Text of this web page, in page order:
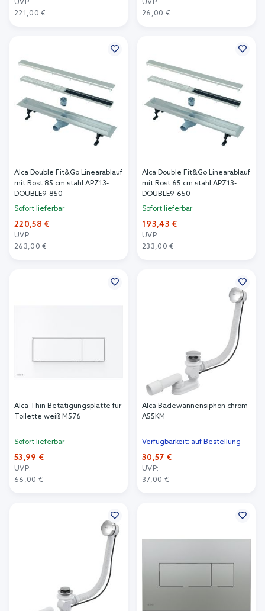
UVP:
221,00 €
UVP:
26,00 €
Alca Double Fit&Go Linearablauf
mit Rost 85 cm stahl APZ13-
DOUBLE9-850
Sofort lieferbar
220,58 €
UVP:
263,00 €
Alca Double Fit&Go Linearablauf
mit Rost 65 cm stahl APZ13-
DOUBLE9-650
Sofort lieferbar
193,43 €
UVP:
233,00 €
Alca Thin Betätigungsplatte für
Toilette weiß M576
Sofort lieferbar
53,99 €
UVP:
66,00 €
Alca Badewannensiphon chrom
A55KM
Verfügbarkeit: auf Bestellung
30,57 €
UVP:
37,00 €